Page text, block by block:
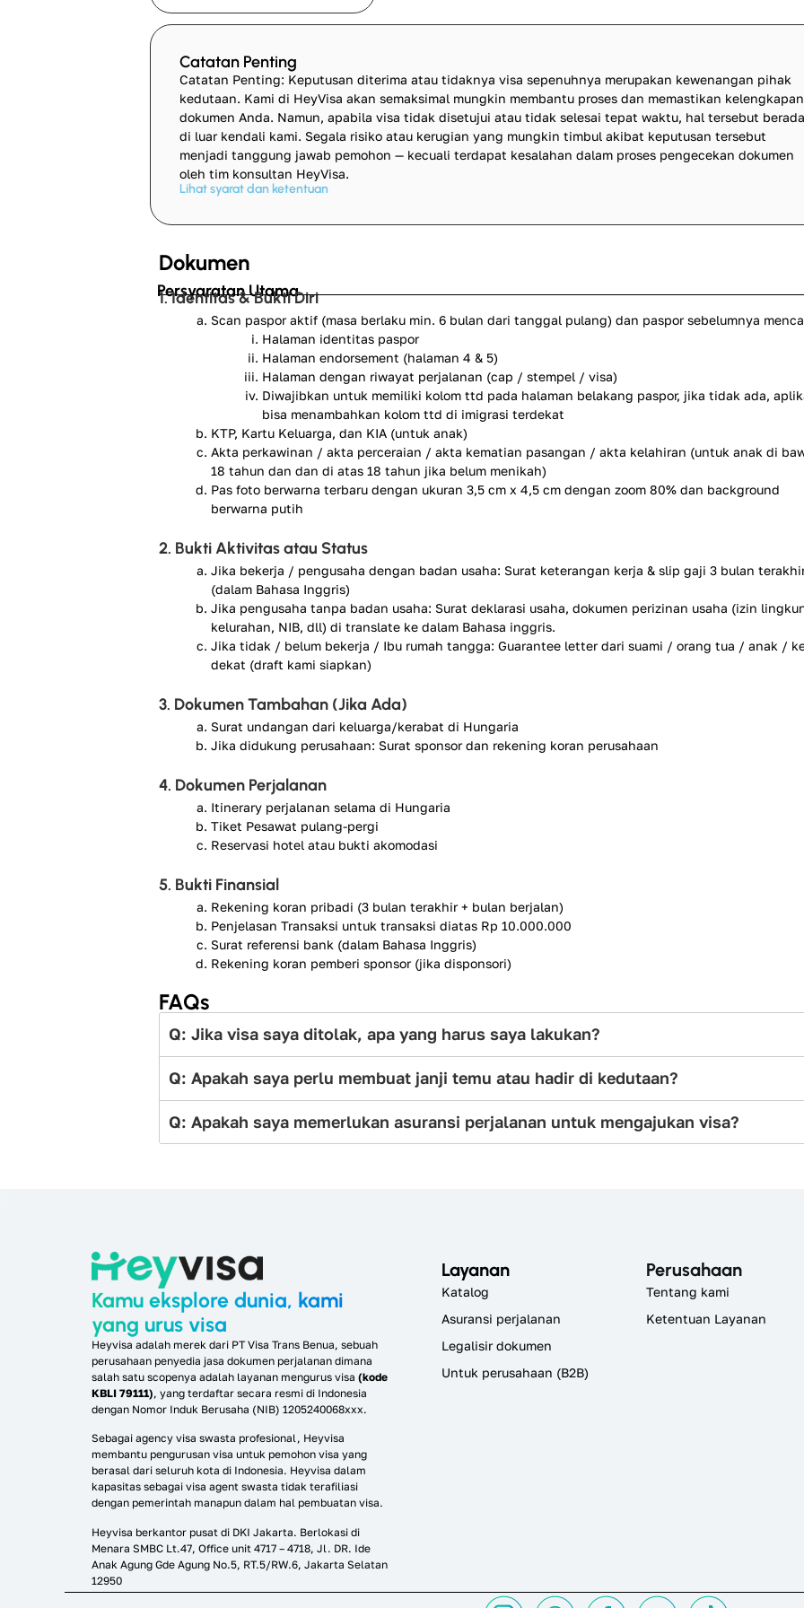
Catatan Penting
Catatan Penting: Keputusan diterima atau tidaknya visa sepenuhnya merupakan kewenangan pihak
kedutaan. Kami di HeyVisa akan semaksimal mungkin membantu proses dan memastikan kelengkapan
dokumen Anda. Namun, apabila visa tidak disetujui atau tidak selesai tepat waktu, hal tersebut berada
di luar kendali kami. Segala risiko atau kerugian yang mungkin timbul akibat keputusan tersebut
menjadi tanggung jawab pemohon — kecuali terdapat kesalahan dalam proses pengecekan dokumen
oleh tim konsultan HeyVisa.
Lihat syarat dan ketentuan
Dokumen
Persyaratan Utama
1. Identitas & Bukti Diri
Scan paspor aktif (masa berlaku min. 6 bulan dari tanggal pulang) dan paspor sebelumnya
Halaman identitas paspor
Halaman endorsement (halaman 4 & 5)
Halaman dengan riwayat perjalanan (cap / stempel / visa)
Diwajibkan untuk memiliki kolom ttd pada halaman belakang paspor, jika tidak ada,
bisa menambahkan kolom ttd di imigrasi terdekat
KTP, Kartu Keluarga, dan KIA (untuk anak)
Akta perkawinan / akta perceraian / akta kematian pasangan / akta kelahiran (untuk anak di
18 tahun dan dan di atas 18 tahun jika belum menikah)
Pas foto berwarna terbaru dengan ukuran 3,5 cm x 4,5 cm dengan zoom 80% dan background
berwarna putih
2. Bukti Aktivitas atau Status
Jika bekerja / pengusaha dengan badan usaha: Surat keterangan kerja & slip gaji 3 bulan
(dalam Bahasa Inggris)
Jika pengusaha tanpa badan usaha: Surat deklarasi usaha, dokumen perizinan usaha (izin
kelurahan, NIB, dll) di translate ke dalam Bahasa inggris.
Jika tidak / belum bekerja / Ibu rumah tangga: Guarantee letter dari suami / orang tua / anak /
dekat (draft kami siapkan)
3. Dokumen Tambahan (Jika Ada)
Surat undangan dari keluarga/kerabat di Hungaria
Jika didukung perusahaan: Surat sponsor dan rekening koran perusahaan
4. Dokumen Perjalanan
Itinerary perjalanan selama di Hungaria
Tiket Pesawat pulang-pergi
Reservasi hotel atau bukti akomodasi
5. Bukti Finansial
Rekening koran pribadi (3 bulan terakhir + bulan berjalan)
Penjelasan Transaksi untuk transaksi diatas Rp 10.000.000
Surat referensi bank (dalam Bahasa Inggris)
Rekening koran pemberi sponsor (jika disponsori)
FAQs
Q: Jika visa saya ditolak, apa yang harus saya lakukan?
Q: Apakah saya perlu membuat janji temu atau hadir di kedutaan?
Q: Apakah saya memerlukan asuransi perjalanan untuk mengajukan visa?
Kamu eksplore dunia, kami
yang urus visa
Heyvisa adalah merek dari PT Visa Trans Benua, sebuah
perusahaan penyedia jasa dokumen perjalanan dimana
salah satu scopenya adalah layanan mengurus visa (kode
KBLI 79111), yang terdaftar secara resmi di Indonesia
dengan Nomor Induk Berusaha (NIB) 1205240068xxx.
Sebagai agency visa swasta profesional, Heyvisa
membantu pengurusan visa untuk pemohon visa yang
berasal dari seluruh kota di Indonesia. Heyvisa dalam
kapasitas sebagai visa agent swasta tidak terafiliasi
dengan pemerintah manapun dalam hal pembuatan visa.
Heyvisa berkantor pusat di DKI Jakarta. Berlokasi di
Menara SMBC Lt.47, Office unit 4717 – 4718, Jl. DR. Ide
Anak Agung Gde Agung No.5, RT.5/RW.6, Jakarta Selatan
12950
Layanan
Katalog
Asuransi perjalanan
Legalisir dokumen
Untuk perusahaan (B2B)
Perusahaan
Tentang kami
Ketentuan Layanan